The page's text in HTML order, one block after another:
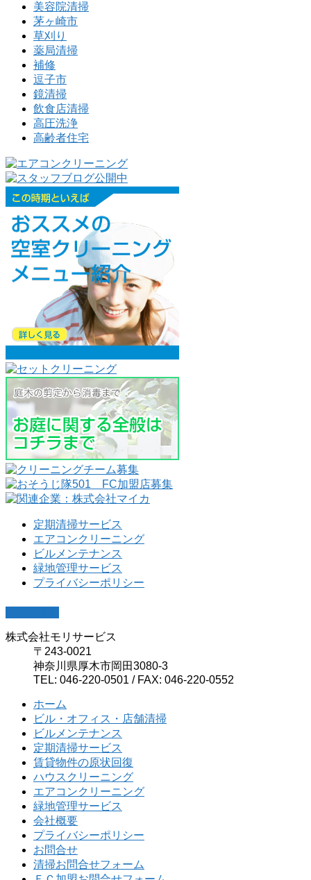
美容院清掃
茅ヶ崎市
草刈り
薬局清掃
補修
逗子市
鏡清掃
飲食店清掃
高圧洗浄
高齢者住宅
定期清掃サービス
エアコンクリーニング
ビルメンテナンス
緑地管理サービス
プライバシーポリシー
株式会社モリサービス
〒243-0021
神奈川県厚木市岡田3080-3
TEL: 046-220-0501 / FAX: 046-220-0552
ホーム
ビル・オフィス・店舗清掃
ビルメンテナンス
定期清掃サービス
賃貸物件の原状回復
ハウスクリーニング
エアコンクリーニング
緑地管理サービス
会社概要
プライバシーポリシー
お問合せ
清掃お問合せフォーム